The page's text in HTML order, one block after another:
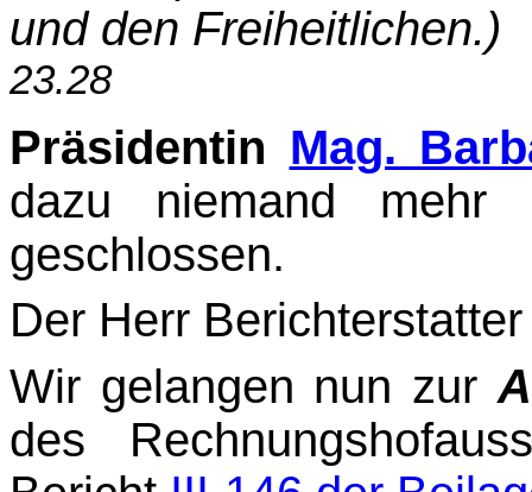
und den Freiheitlichen.)
23.28
Präsidentin Mag.
dazu niemand mehr
geschlossen.
Der Herr
Wir gelangen nun zur
des